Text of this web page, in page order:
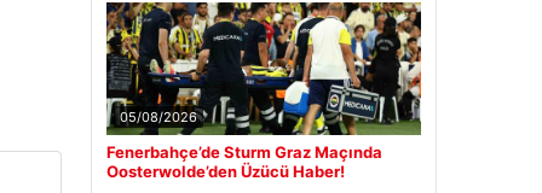
05/08/2026
Fenerbahçe’de Sturm Graz Maçında
Oosterwolde’den Üzücü Haber!